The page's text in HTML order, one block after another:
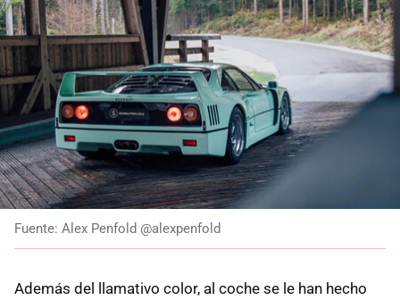
Fuente: Alex Penfold @alexpenfold
Además del llamativo color, al coche se le han hecho